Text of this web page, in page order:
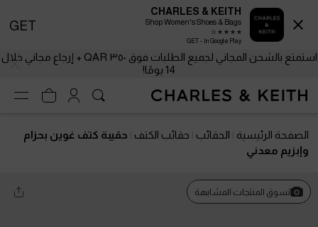
استمتع بالشحن المجاني لجميع الطلبات فوق ٣٥٠ QAR + إرجاع مجاني خلال
14 يومًا!
الصفحة الرئيسية الحقائب حقائب الكتف
حقيبة كتف غوين بحزام
وإبزيم معدني
تسوق المنتجات المشابهة
CHARLES & KEITH
Shop Women's Shoes & Bags
GET - In Google Play
GET